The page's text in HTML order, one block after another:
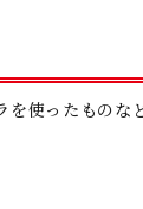
使ったものなど